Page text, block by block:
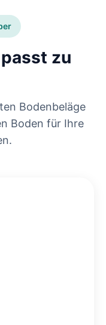
passt zu
Bodenbeläge
Boden für Ihre